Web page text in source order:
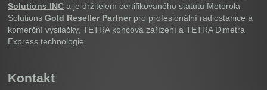
Solutions INC a je držitelem certifikovaného statutu Motorola
SolutionsGold Reseller Partner pro profesionální radiostanice a
komerční vysilačky, TETRA koncová zařízení a TETRA Dimetra
Express technologie.
Kontakt